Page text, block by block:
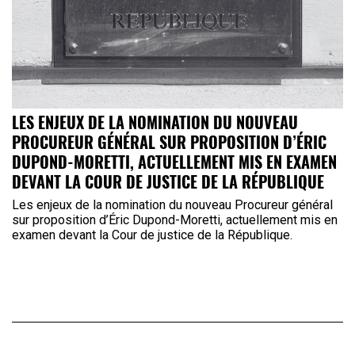
LES ENJEUX DE LA NOMINATION DU NOUVEAU
PROCUREUR GÉNÉRAL SUR PROPOSITION D’ÉRIC
DUPOND-MORETTI, ACTUELLEMENT MIS EN EXAMEN
DEVANT LA COUR DE JUSTICE DE LA RÉPUBLIQUE
Les enjeux de la nomination du nouveau Procureur général
sur proposition d’Éric Dupond-Moretti, actuellement mis en
examen devant la Cour de justice de la République.